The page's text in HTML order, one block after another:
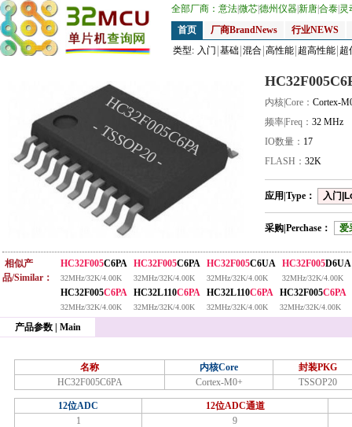
全部厂商： 意法微芯德州仪器新唐合泰 灵
首页
厂商BrandNews
行业NEWS
类型: 入门 基础 混合 高性能 超高性能 超
HC32F005C6PA
- TSSOP20 -
内核|Core： Cortex-
频率|Freq： 32 MHz
IO数量： 17
FLASH： 32K
应用|Type： 入门
采购|Perchase： 爱
相似产
品/Similar：
HC32F005C6PA
32MHz/32K/4.00K
HC32F005C6PA
32MHz/32K/4.00K
HC32F005C6UA
32MHz/32K/4.00K
HC32F005D6UA
32MHz/32K/4.00K
HC32F005C6PA
32MHz/32K/4.00K
HC32L110C6PA
32MHz/32K/4.00K
HC32L110C6PA
32MHz/32K/4.00K
HC32F005C6PA
32MHz/32K/4.00K
产品参数 | Main
名称 内核Core
封装PKG
HC32F005C6PA
Cortex-M0+ TSSOP20
12位ADC
12位ADC通道
1
9